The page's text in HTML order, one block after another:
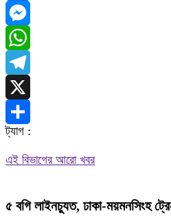
Facebook
Messenger
WhatsApp
Telegram
X
Share
ট্যাগ :
এই বিভাগের আরো খবর
৫ বগি লাইনচ্যুত, ঢাকা-ময়মনসিংহ